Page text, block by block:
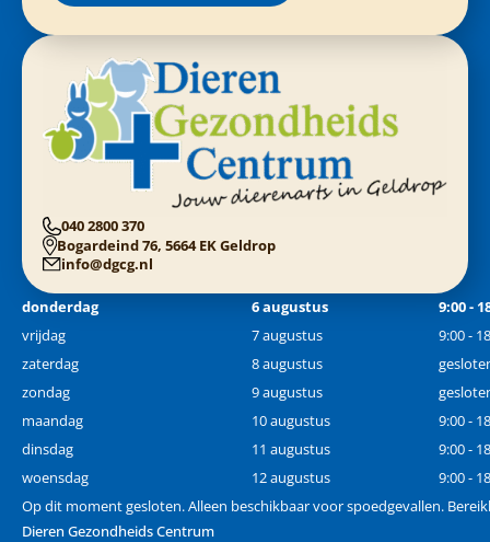
040 2800 370
Bogardeind 76, 5664 EK Geldrop
info@dgcg.nl
donderdag 6 augustus
9:00 -
vrijdag
7 augustus
9:00 -
zaterdag
8 augustus
zondag
9 augustus
maandag
10 augustus
9:00 -
dinsdag
11 augustus
9:00 -
woensdag
12 augustus
9:00 -
Op dit moment gesloten. Alleen beschikbaar voor spoedgevallen.
Dieren Gezondheids Centrum